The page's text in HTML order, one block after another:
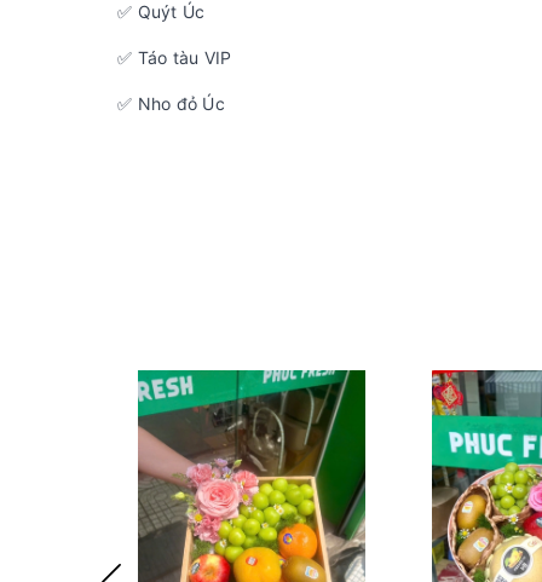
✅ Quýt Úc
✅ Táo tàu VIP
✅ Nho đỏ Úc